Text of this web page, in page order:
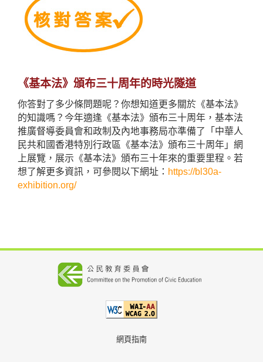
《基本法》頒布三十周年的時光隧道
你答對了多少條問題呢？你想知道更多關於《基本法》
的知識嗎？今年適逢《基本法》頒布三十周年，基本法
推廣督導委員會和政制及內地事務局亦準備了「中華人
民共和國香港特別行政區《基本法》頒布三十周年」網
上展覽，展示《基本法》頒布三十年來的重要里程。若
想了解更多資訊，可參閱以下網址： https://bl30a-
exhibition.org/
網頁指南